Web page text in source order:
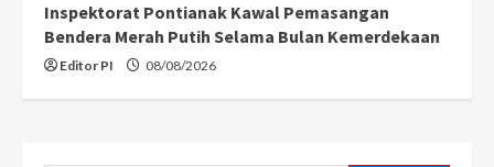
Inspektorat Pontianak Kawal Pemasangan
Bendera Merah Putih Selama Bulan Kemerdekaan
Editor PI 08/08/2026